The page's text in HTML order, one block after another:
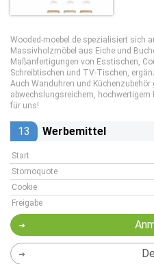
Wooded-moebel.de spezialisiert sich
Massivholzmöbel aus Eiche und
Maßanfertigungen von Esstischen,
Schreibtischen und TV-Tischen,
Auch Wanduhren und Küchenzubehör
abwechslungsreichem,
für uns!
13 Werbemittel
Start
Stornoquote
Cookie
Freigabe